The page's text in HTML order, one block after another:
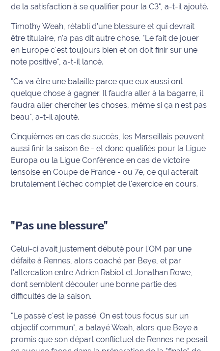
Les
Coachs
Maritima
plan
sortie
Nous
Ecouter
et voir
Maritima
annonceur
Recrutement
Mention
Conditions
générales
d'utilisation du
de la satisfaction à se qualifier pour la C3", a-t-il ajouté.
Timothy Weah, rétabli d'une blessure et qui devrait
être titulaire, n'a pas dit autre chose. "Le fait de jouer
en Europe c'est toujours bien et on doit finir sur une
note positive", a-t-il lancé.
"Ca va être une bataille parce que eux aussi ont
quelque chose à gagner. Il faudra aller à la bagarre, il
faudra aller chercher les choses, même si ça n'est pas
beau", a-t-il ajouté.
Cinquièmes en cas de succès, les Marseillais peuvent
aussi finir la saison 6e - et donc qualifiés pour la Ligue
Europa ou la Ligue Conférence en cas de victoire
lensoise en Coupe de France - ou 7e, ce qui acterait
brutalement l'échec complet de l'exercice en cours.
"Pas une blessure"
Celui-ci avait justement débuté pour l'OM par une
défaite à Rennes, alors coaché par Beye, et par
l'altercation entre Adrien Rabiot et Jonathan Rowe,
dont semblent découler une bonne partie des
difficultés de la saison.
"Le passé c'est le passé. On est tous focus sur un
objectif commun", a balayé Weah, alors que Beye a
promis que son départ conflictuel de Rennes ne pesait